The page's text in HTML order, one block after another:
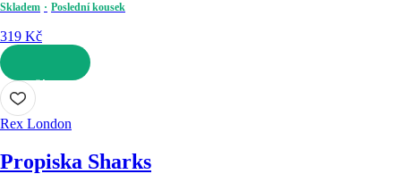
Skladem Poslední kousek
319 Kč
DO KOŠÍKU
Rex London
Propiska Sharks